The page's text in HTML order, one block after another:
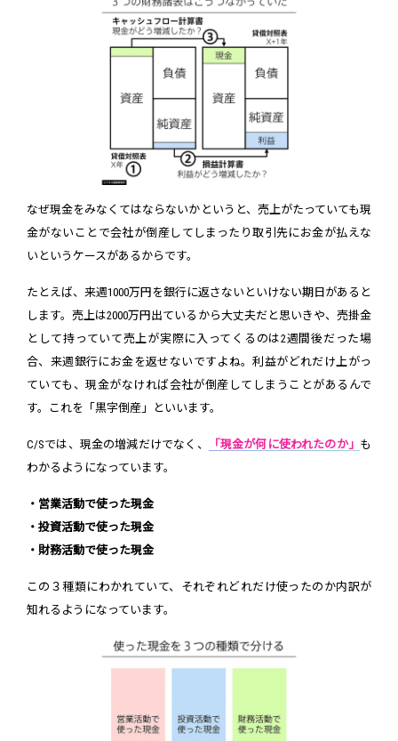
なぜ現金をみなくてはならないかというと、売上がたっていても現
金がないことで会社が倒産してしまったり取引先にお金が払えな
いというケースがあるからです。
たとえば、来週1000万円を銀行に返さないといけない期日があると
します。売上は2000万円出ているから大丈夫だと思いきや、売掛金
として持っていて売上が実際に入ってくるのは2週間後だった場
合、来週銀行にお金を返せないですよね。利益がどれだけ上がっ
ていても、現金がなければ会社が倒産してしまうことがあるんで
す。これを「黒字倒産」といいます。
C/Sでは、現金の増減だけでなく、 「現金が何に使われたのか」 も
わかるようになっています。
・営業活動で使った現金
・投資活動で使った現金
・財務活動で使った現金
この３種類にわかれていて、それぞれどれだけ使ったのか内訳が
知れるようになっています。